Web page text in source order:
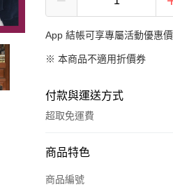
App 結帳可享專屬活動優惠價
※ 本商品不適用折價券
付款與運送方式
超取免運費
付款方式
信用卡一次付款
商品特色
商品編號